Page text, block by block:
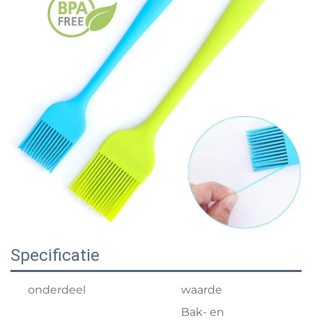
Specificatie
onderdeel waarde
Bak- en